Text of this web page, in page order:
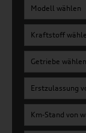
Modell wählen
Kraftstoff
Getriebe wählen
Km-Stand von